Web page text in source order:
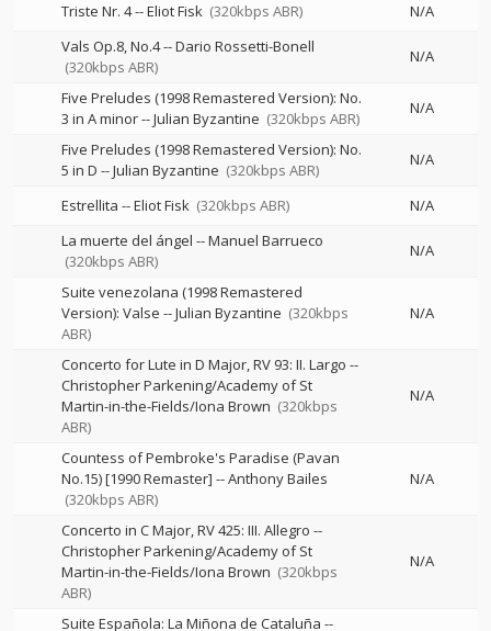
Triste Nr. 4--Eliot Fisk (320kbps ABR)
N/A
Vals Op.8, No.4--Dario Rossetti-Bonell
(320kbps ABR)
N/A
Five Preludes (1998 Remastered Version): No.
3 in A minor--Julian Byzantine (320kbps ABR)
N/A
Five Preludes (1998 Remastered Version): No.
5 in D --Julian Byzantine (320kbps ABR)
N/A
Estrellita --Eliot Fisk (320kbps ABR)
N/A
La muerte del ángel --Manuel Barrueco
(320kbps ABR)
N/A
Suite venezolana (1998 Remastered
Version): Valse --Julian Byzantine (320kbps
ABR)
N/A
Concerto for Lute in D Major, RV 93: II. Largo --
Christopher Parkening/Academy of St
Martin-in-the-Fields/Iona Brown (320kbps
ABR)
N/A
Countess of Pembroke's Paradise (Pavan
No.15) [1990 Remaster] --Anthony Bailes
(320kbps ABR)
N/A
Concerto in C Major, RV 425: III. Allegro --
Christopher Parkening/Academy of St
Martin-in-the-Fields/Iona Brown (320kbps
ABR)
N/A
Suite Española: La Miñona de Cataluña --